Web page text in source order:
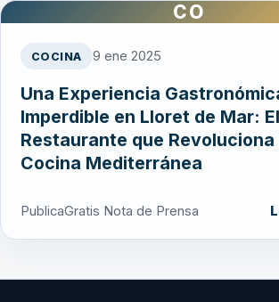
CO
COCINA 9 ene 2025
Una Experiencia
Imperdible en Lloret de Mar: El
Restaurante que Revoluciona
Cocina Mediterránea
PublicaGratis Nota de Prensa